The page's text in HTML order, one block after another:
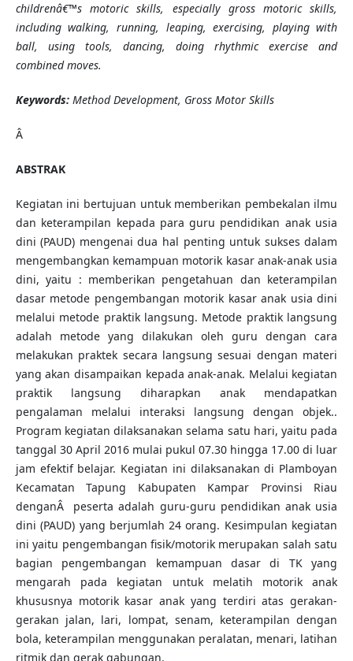
childrenâ€™s motoric skills, especially gross motoric skills,
including walking, running, leaping, exercising, playing with
ball, using tools, dancing, doing rhythmic exercise and
combined moves.
Keywords:Method Development, Gross Motor Skills
Â
ABSTRAK
Kegiatan ini bertujuan untuk memberikan pembekalan ilmu
dan keterampilan kepada para guru pendidikan anak usia
dini (PAUD) mengenai dua hal penting untuk sukses dalam
mengembangkan kemampuan motorik kasar anak-anak usia
dini, yaitu : memberikan pengetahuan dan keterampilan
dasar metode pengembangan motorik kasar anak usia dini
melalui metode praktik langsung. Metode praktik langsung
adalah metode yang dilakukan oleh guru dengan cara
melakukan praktek secara langsung sesuai dengan materi
yang akan disampaikan kepada anak-anak. Melalui kegiatan
praktik langsung diharapkan anak mendapatkan
pengalaman melalui interaksi langsung dengan objek..
Program kegiatan dilaksanakan selama satu hari, yaitu pada
tanggal 30 April 2016 mulai pukul 07.30 hingga 17.00 di luar
jam efektif belajar. Kegiatan ini dilaksanakan di Plamboyan
Kecamatan Tapung Kabupaten Kampar Provinsi Riau
denganÂ peserta adalah guru-guru pendidikan anak usia
dini (PAUD) yang berjumlah 24 orang. Kesimpulan kegiatan
ini yaitu pengembangan fisik/motorik merupakan salah satu
bagian pengembangan kemampuan dasar di TK yang
mengarah pada kegiatan untuk melatih motorik anak
khususnya motorik kasar anak yang terdiri atas gerakan-
gerakan jalan, lari, lompat, senam, keterampilan dengan
bola, keterampilan menggunakan peralatan, menari, latihan
ritmik dan gerak gabungan.